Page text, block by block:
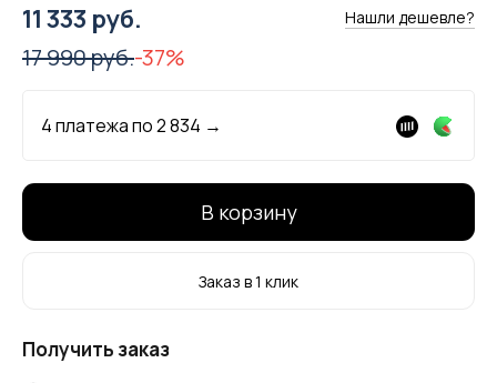
11 333 руб. Нашли дешевле?
17 990 руб.-37%
4 платежа по2 834 →
В корзину
Заказ в 1 клик
Получить заказ